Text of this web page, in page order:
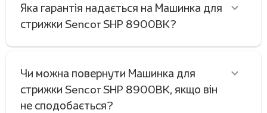
Яка гарантія надається на Машинка для
стрижки Sencor SHP 8900BK?
Чи можна повернути Машинка для
стрижки Sencor SHP 8900BK, якщо він
не сподобається?